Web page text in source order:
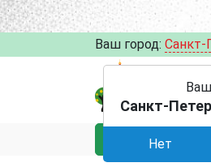
Ваш город: Санкт-
КАТАЛОГ
Санкт-
Нет